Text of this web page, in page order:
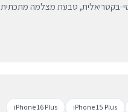
17 פרו מקס עם הגנה אנטי-בקטריאלית, טבעת מצלמה מתכתית
iPhone 15 Plus
iPhone 16 Plus